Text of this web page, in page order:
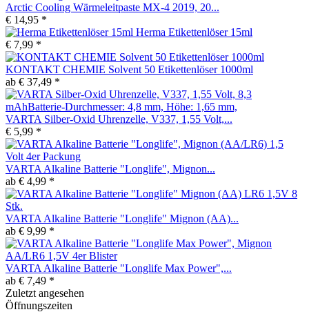
Arctic Cooling Wärmeleitpaste MX-4 2019, 20...
€ 14,95 *
Herma Etikettenlöser 15ml
€ 7,99 *
KONTAKT CHEMIE Solvent 50 Etikettenlöser 1000ml
ab € 37,49 *
VARTA Silber-Oxid Uhrenzelle, V337, 1,55 Volt,...
€ 5,99 *
VARTA Alkaline Batterie "Longlife", Mignon...
ab € 4,99 *
VARTA Alkaline Batterie "Longlife" Mignon (AA)...
ab € 9,99 *
VARTA Alkaline Batterie "Longlife Max Power",...
ab € 7,49 *
Zuletzt angesehen
Öffnungszeiten